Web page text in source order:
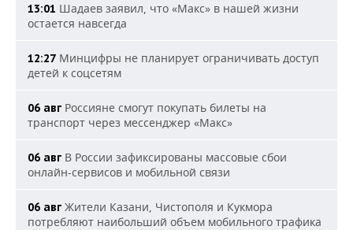
13:01 Шадаев заявил, что «Макс» в нашей жизни
остается навсегда
12:27 Минцифры не планирует ограничивать доступ
детей к соцсетям
06 авг Россияне смогут покупать билеты на
транспорт через мессенджер «Макс»
06 авг В России зафиксированы массовые сбои
онлайн-сервисов и мобильной связи
06 авг Жители Казани, Чистополя и Кукмора
потребляют наибольший объем мобильного трафика